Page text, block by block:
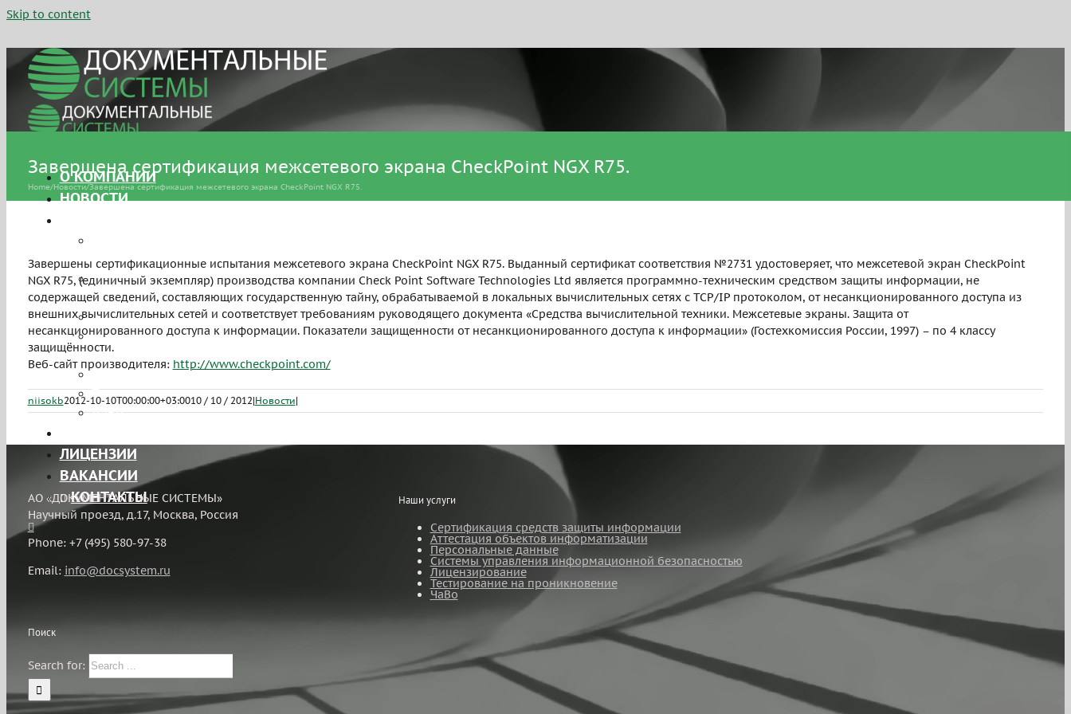
Skip to content
О КОМПАНИИ
НОВОСТИ
информации
Аттестация объектов
информатизации
Персональные данные
Системы управления
информационной безопасностью
Лицензирование
Тестирование на проникновение
ЧаВо
ЛИЦЕНЗИИ
ВАКАНСИИ
КОНТАКТЫ
Завершена сертификация межсетевого экрана CheckPoint NGX R75.
Home/Новости/Завершена сертификация межсетевого экрана CheckPoint NGX R75.
Завершены сертификационные испытания межсетевого экрана CheckPoint NGX R75. Выданный сертификат соответствия №2731 удостоверяет, что межсетевой экран CheckPoint
NGX R75, (единичный экземпляр) производства компании Check Point Software Technologies Ltd является программно-техническим средством защиты информации, не
содержащей сведений, составляющих государственную тайну, обрабатываемой в локальных вычислительных сетях с TCP/IP протоколом, от несанкционированного доступа из
внешних вычислительных сетей и соответствует требованиям руководящего документа «Средства вычислительной техники. Межсетевые экраны. Защита от
несанкционированного доступа к информации. Показатели защищенности от несанкционированного доступа к информации» (Гостехкомиссия России, 1997) – по 4 классу
защищённости.
Веб-сайт производителя: http://www.checkpoint.com/
niisokb2012-10-10T00:00:00+03:0010 / 10 / 2012|Новости|
АО «ДОКУМЕНТАЛЬНЫЕ СИСТЕМЫ»
Научный проезд, д.17, Москва, Россия
Phone: +7 (495) 580-97-38
Email: info@docsystem.ru
Наши услуги
Сертификация средств защиты информации
Аттестация объектов информатизации
Персональные данные
Системы управления информационной безопасностью
Лицензирование
Тестирование на проникновение
ЧаВо
Поиск
Search for: